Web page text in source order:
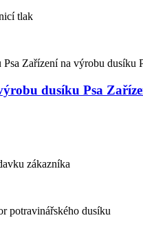
tlak
dusíku Psa
zákazníka